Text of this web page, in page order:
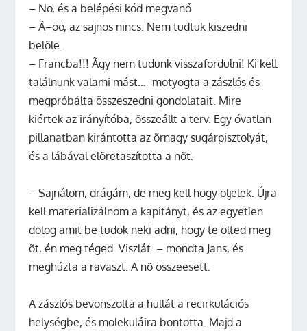
– No, és a belépési kód megvanő
– Ã–öö, az sajnos nincs. Nem tudtuk kiszedni
belõle.
– Francba!!! Ãgy nem tudunk visszafordulni! Ki kell
találnunk valami mást… -motyogta a zászlós és
megpróbálta összeszedni gondolatait. Mire
kiértek az irányítóba, összeállt a terv. Egy óvatlan
pillanatban kirántotta az õrnagy sugárpisztolyát,
és a lábával elõretaszította a nõt.
– Sajnálom, drágám, de meg kell hogy öljelek. Újra
kell materializálnom a kapitányt, és az egyetlen
dolog amit be tudok neki adni, hogy te ölted meg
õt, én meg téged. Viszlát. – mondta Jans, és
meghúzta a ravaszt. A nõ összeesett.
A zászlós bevonszolta a hullát a recirkulációs
helységbe, és molekuláira bontotta. Majd a